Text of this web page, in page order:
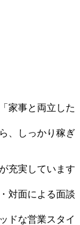
家事と両立した
、しっかり稼ぎ
充実しています
対面による面談
ドな営業スタイ